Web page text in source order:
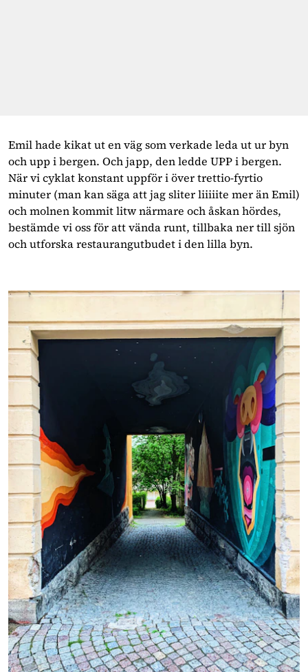
Emil hade kikat ut en väg som verkade leda ut ur byn
och upp i bergen. Och japp, den ledde UPP i bergen.
När vi cyklat konstant uppför i över trettio-fyrtio
minuter (man kan säga att jag sliter liiiiite mer än Emil)
och molnen kommit litw närmare och åskan hördes,
bestämde vi oss för att vända runt, tillbaka ner till sjön
och utforska restaurangutbudet i den lilla byn.